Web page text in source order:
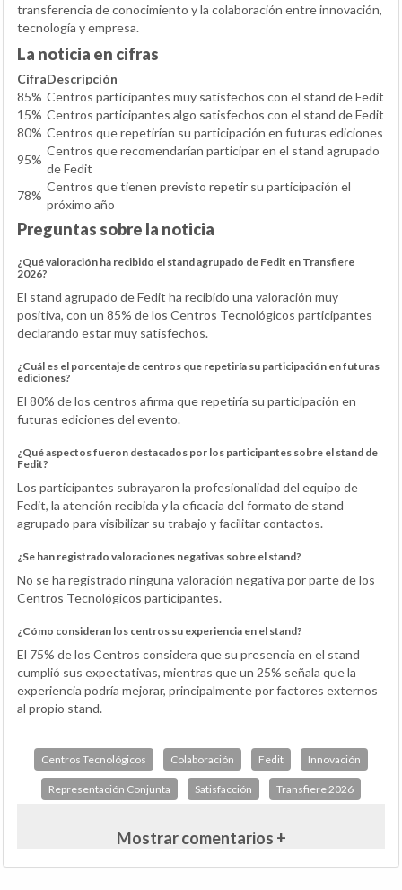
transferencia de conocimiento y la colaboración entre innovación,
tecnología y empresa.
La noticia en cifras
CifraDescripción
85% Centros participantes muy satisfechos con el stand de Fedit
15% Centros participantes algo satisfechos con el stand de Fedit
80% Centros que repetirían su participación en futuras ediciones
95%
Centros que recomendarían participar en el stand agrupado
de Fedit
78%
Centros que tienen previsto repetir su participación el
próximo año
Preguntas sobre la noticia
¿Qué valoración ha recibido el stand agrupado de Fedit en Transfiere
2026?
El stand agrupado de Fedit ha recibido una valoración muy
positiva, con un 85% de los Centros Tecnológicos participantes
declarando estar muy satisfechos.
¿Cuál es el porcentaje de centros que repetiría su participación en futuras
ediciones?
El 80% de los centros afirma que repetiría su participación en
futuras ediciones del evento.
¿Qué aspectos fueron destacados por los participantes sobre el stand de
Fedit?
Los participantes subrayaron la profesionalidad del equipo de
Fedit, la atención recibida y la eficacia del formato de stand
agrupado para visibilizar su trabajo y facilitar contactos.
¿Se han registrado valoraciones negativas sobre el stand?
No se ha registrado ninguna valoración negativa por parte de los
Centros Tecnológicos participantes.
¿Cómo consideran los centros su experiencia en el stand?
El 75% de los Centros considera que su presencia en el stand
cumplió sus expectativas, mientras que un 25% señala que la
experiencia podría mejorar, principalmente por factores externos
al propio stand.
Centros Tecnológicos Colaboración Fedit Innovación
Representación Conjunta Satisfacción Transfiere 2026
Mostrar comentarios +